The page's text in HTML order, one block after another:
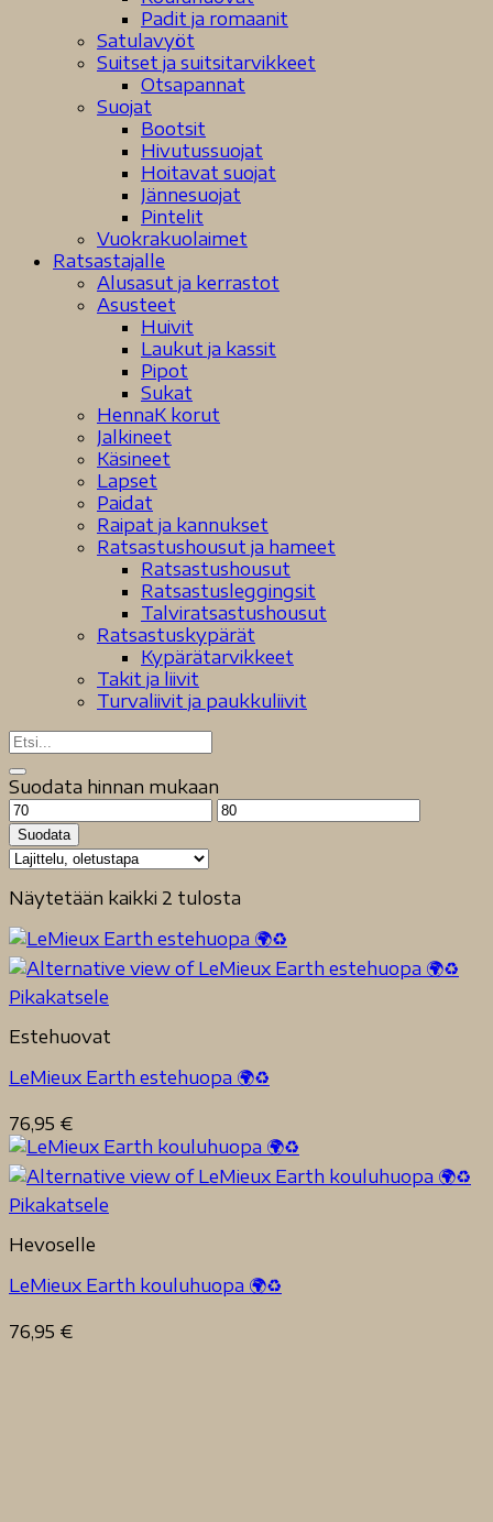
Padit ja romaanit
Satulavyöt
Suitset ja suitsitarvikkeet
Otsapannat
Suojat
Bootsit
Hivutussuojat
Hoitavat suojat
Jännesuojat
Pintelit
Vuokrakuolaimet
Ratsastajalle
Alusasut ja kerrastot
Asusteet
Huivit
Laukut ja kassit
Pipot
Sukat
HennaK korut
Jalkineet
Käsineet
Lapset
Paidat
Raipat ja kannukset
Ratsastushousut ja hameet
Ratsastushousut
Ratsastusleggingsit
Talviratsastushousut
Ratsastuskypärät
Kypärätarvikkeet
Takit ja liivit
Turvaliivit ja paukkuliivit
Suodata hinnan mukaan
Minimihinta
Maksimihinta
Suodata
Näytetään kaikki 2 tulosta
Pikakatsele
Estehuovat
LeMieux Earth estehuopa 🌍♻️
76,95 €
Pikakatsele
Hevoselle
LeMieux Earth kouluhuopa 🌍♻️
76,95 €